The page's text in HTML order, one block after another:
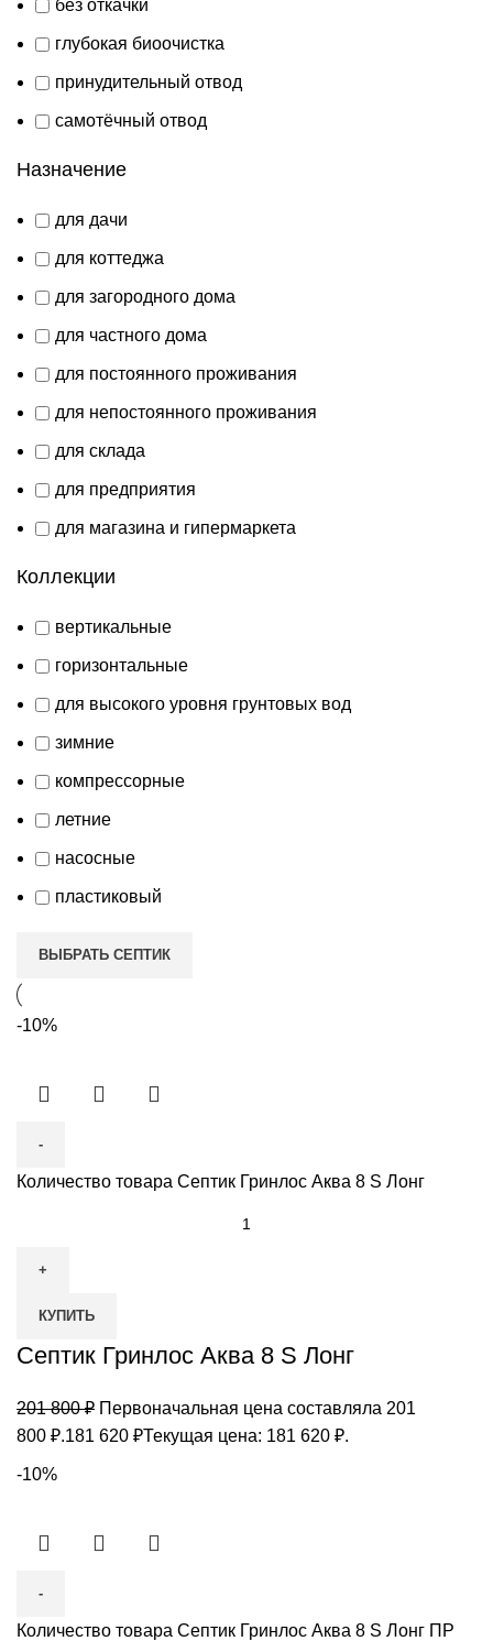
без откачки
глубокая биоочистка
принудительный отвод
самотёчный отвод
Назначение
для дачи
для коттеджа
для загородного дома
для частного дома
для постоянного проживания
для непостоянного проживания
для склада
для предприятия
для магазина и гипермаркета
Коллекции
вертикальные
горизонтальные
для высокого уровня грунтовых вод
зимние
компрессорные
летние
насосные
пластиковый
ВЫБРАТЬ СЕПТИК
-10%
Количество товара Септик Гринлос Аква 8 S Лонг
КУПИТЬ
Септик Гринлос Аква 8 S Лонг
201 800₽ Первоначальная цена составляла 201
800 ₽.181 620 ₽Текущая цена: 181 620 ₽.
-10%
Количество товара Септик Гринлос Аква 8 S Лонг ПР